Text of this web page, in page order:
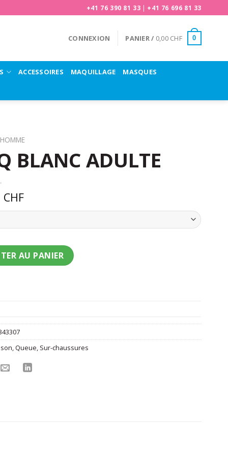
+41 76 390 81 33 | +41 76 696 81 33
CONNEXION PANIER / 0,00 CHF 0
ACCESSOIRES MAQUILLAGE MASQUES
HOMME
BLANC ADULTE
CHF
coq blanc adulte
AU PANIER
, Queue, Sur-chaussures